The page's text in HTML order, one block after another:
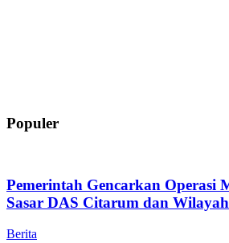
Populer
Pemerintah Gencarkan Operasi
Sasar DAS Citarum dan
Berita